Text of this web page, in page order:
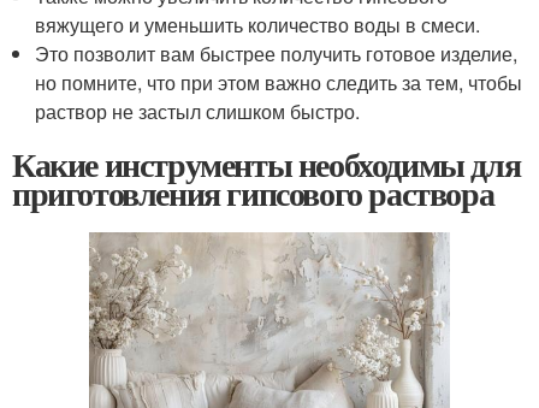
вяжущего и уменьшить количество воды в смеси.
Это позволит вам быстрее получить готовое изделие,
но помните, что при этом важно следить за тем, чтобы
раствор не застыл слишком быстро.
Какие инструменты необходимы для
приготовления гипсового раствора